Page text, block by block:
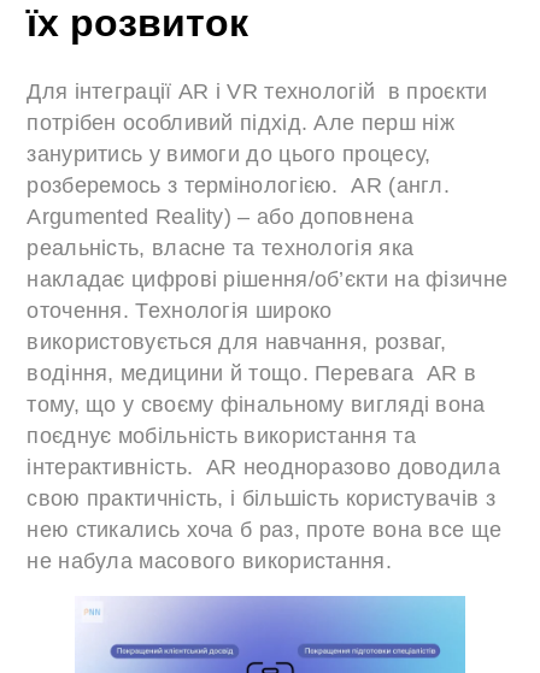
їх розвиток
Для інтеграції AR і VR технологій в проєкти
потрібен особливий підхід. Але перш ніж
зануритись у вимоги до цього процесу,
розберемось з термінологією. AR (англ.
Argumented Reality) – або доповнена
реальність, власне та технологія яка
накладає цифрові рішення/об’єкти на фізичне
оточення. Технологія широко
використовується для навчання, розваг,
водіння, медицини й тощо. Перевага AR в
тому, що у своєму фінальному вигляді вона
поєднує мобільність використання та
інтерактивність. AR неодноразово доводила
свою практичність, і більшість користувачів з
нею стикались хоча б раз, проте вона все ще
не набула масового використання.